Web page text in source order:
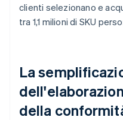
clienti selezionano e
tra 1,1 milioni di SKU
La
della